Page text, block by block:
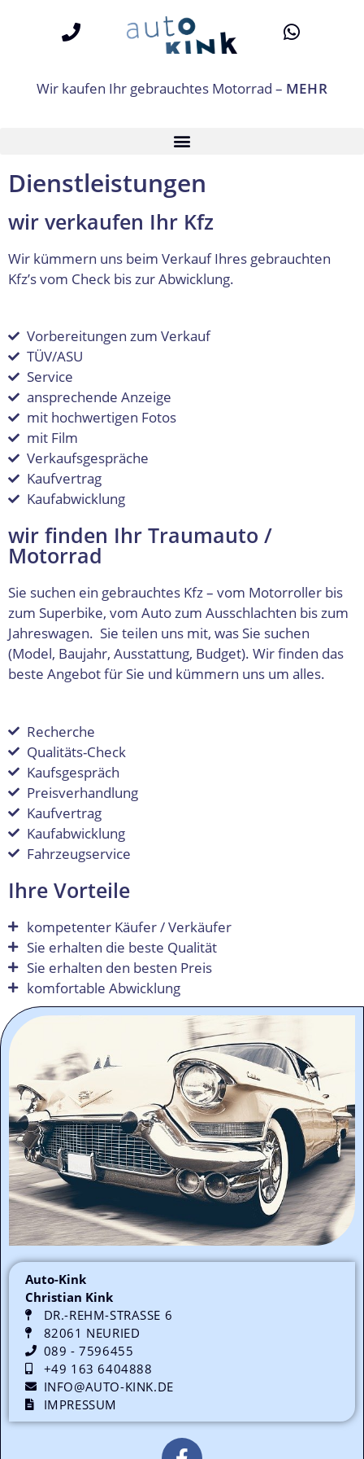
Wir kaufen Ihr gebrauchtes Motorrad – MEHR
Dienstleistungen
wir verkaufen Ihr Kfz
Wir kümmern uns beim Verkauf Ihres gebrauchten
Kfz’s vom Check bis zur Abwicklung.
Vorbereitungen zum Verkauf
TÜV/ASU
Service
ansprechende Anzeige
mit hochwertigen Fotos
mit Film
Verkaufsgespräche
Kaufvertrag
Kaufabwicklung
wir finden Ihr Traumauto /
Motorrad
Sie suchen ein gebrauchtes Kfz – vom Motorroller bis
zum Superbike, vom Auto zum Ausschlachten bis zum
Jahreswagen. Sie teilen uns mit, was Sie suchen
(Model, Baujahr, Ausstattung, Budget). Wir finden das
beste Angebot für Sie und kümmern uns um alles.
Recherche
Qualitäts-Check
Kaufsgespräch
Preisverhandlung
Kaufvertrag
Kaufabwicklung
Fahrzeugservice
Ihre Vorteile
kompetenter Käufer / Verkäufer
Sie erhalten die beste Qualität
Sie erhalten den besten Preis
komfortable Abwicklung
Auto-Kink
Christian Kink
DR.-REHM-STRASSE 6
82061 NEURIED
089 - 7596455
+49 163 6404888
INFO@AUTO-KINK.DE
IMPRESSUM